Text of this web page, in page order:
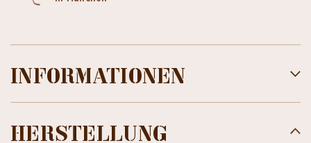
INFORMATIONEN
HERSTELLUNG